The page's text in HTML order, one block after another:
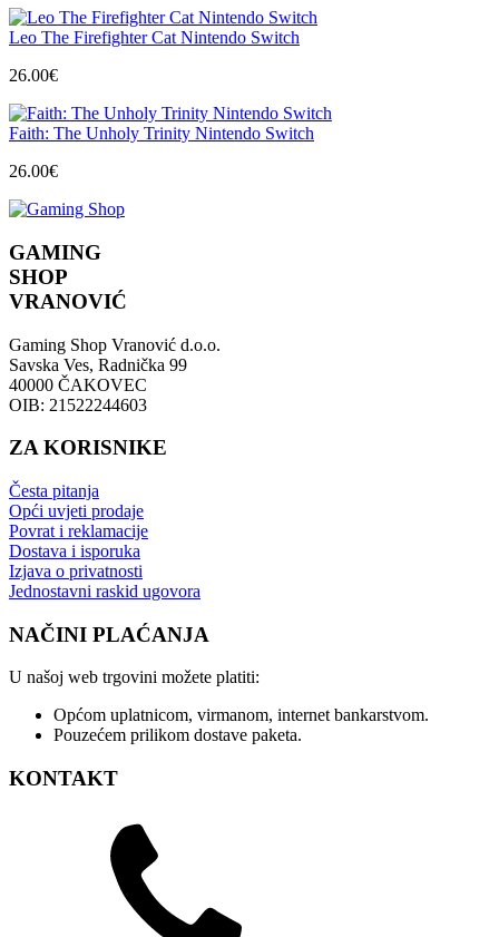
Leo The Firefighter Cat Nintendo Switch
26.00€
Faith: The Unholy Trinity Nintendo Switch
26.00€
GAMING
SHOP
VRANOVIĆ
Gaming Shop Vranović d.o.o.
Savska Ves, Radnička 99
40000 ČAKOVEC
OIB: 21522244603
ZA KORISNIKE
Česta pitanja
Opći uvjeti prodaje
Povrat i reklamacije
Dostava i isporuka
Izjava o privatnosti
Jednostavni raskid ugovora
NAČINI PLAĆANJA
U našoj web trgovini možete platiti:
Općom uplatnicom, virmanom, internet bankarstvom.
Pouzećem prilikom dostave paketa.
KONTAKT